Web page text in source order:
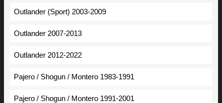
Outlander (Sport) 2003-2009
Outlander 2007-2013
Outlander 2012-2022
Pajero / Shogun / Montero 1983-1991
Pajero / Shogun / Montero 1991-2001